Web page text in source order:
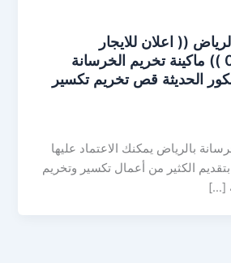
(( اعلان للايجار
01063997733 )) ماكينة تخريم الخرسانة
الحديثة قص تخريم تكسير
بالرياض يمكنك الاعتماد عليها
الكثير من أعمال تكسير وتخريم
[…]